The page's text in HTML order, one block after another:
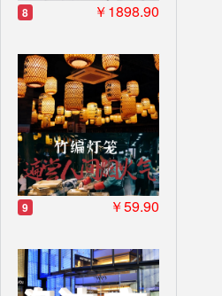
8 ￥1898.90
9 ￥59.90